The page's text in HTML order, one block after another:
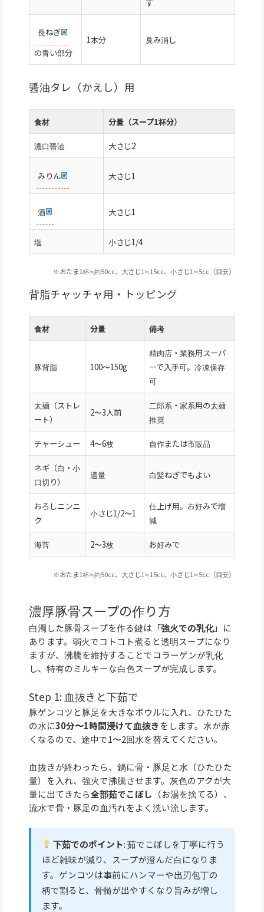
長ねぎ
の青い部分
1本分 臭み消し
醤油タレ（かえし）用
食材 分量（スープ1杯分）
濃口醤油 大さじ2
みりん 大さじ1
酒 大さじ1
塩 小さじ1/4
※おたま1杯≒約50cc、大さじ1≒15cc、小さじ1≒5cc（目安）
背脂チャッチャ用・トッピング
食材 分量 備考
豚背脂 100〜150g
精肉店・業務用スーパ
ーで入手可。冷凍保存
可
太麺（ストレ
ート）
2〜3人前
二郎系・家系用の太麺
推奨
チャーシュー 4〜6枚 自作または市販品
ネギ（白・小
口切り）
適量 白髪ねぎでもよい
おろしニンニ
ク
小さじ1/2〜1
仕上げ用。お好みで増
減
海苔 2〜3枚 お好みで
※おたま1杯≒約50cc、大さじ1≒15cc、小さじ1≒5cc（目安）
濃厚豚骨スープの作り方
白濁した豚骨スープを作る鍵は「強火での乳化」に
あります。弱火でコトコト煮ると透明スープになり
ますが、沸騰を維持することでコラーゲンが乳化
し、特有のミルキーな白色スープが完成します。
Step 1: 血抜きと下茹で
豚ゲンコツと豚足を大きなボウルに入れ、ひたひた
の水に30分〜1時間浸けて血抜きをします。水が赤
くなるので、途中で1〜2回水を替えてください。
血抜きが終わったら、鍋に骨・豚足と水（ひたひた
量）を入れ、強火で沸騰させます。灰色のアクが大
量に出てきたら全部茹でこぼし （お湯を捨てる）、
流水で骨・豚足の血汚れをよく洗い流します。
下茹でのポイント: 茹でこぼしを丁寧に行う
ほど雑味が減り、スープが澄んだ白になりま
す。ゲンコツは事前にハンマーや出刃包丁の
柄で割ると、骨髄が出やすくなり旨みが増し
ます。